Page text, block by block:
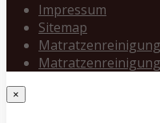
Impressum
Sitemap
×